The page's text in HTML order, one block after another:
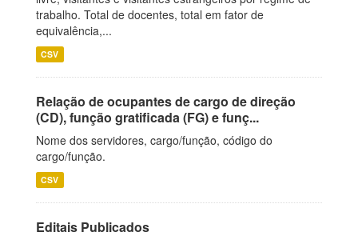
trabalho. Total de docentes, total em fator de
equivalência,...
CSV
Relação de ocupantes de cargo de direção
(CD), função gratificada (FG) e funç...
Nome dos servidores, cargo/função, código do
cargo/função.
CSV
Editais Publicados